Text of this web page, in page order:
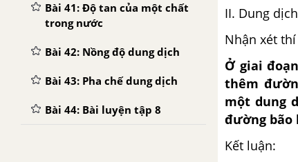
Bài 41: Độ tan của một chất
trong nước
Bài 42: Nồng độ dung dịch
Bài 43: Pha chế dung dịch
Bài 44: Bài luyện tập 8
II. Dung
Nhận xét
Ở giai
thêm
một dung
đường bão
Kết luận: